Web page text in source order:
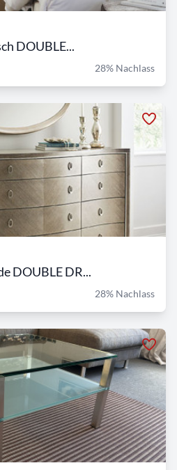
DOUBLE...
28% Nachlass
DOUBLE DR...
28% Nachlass